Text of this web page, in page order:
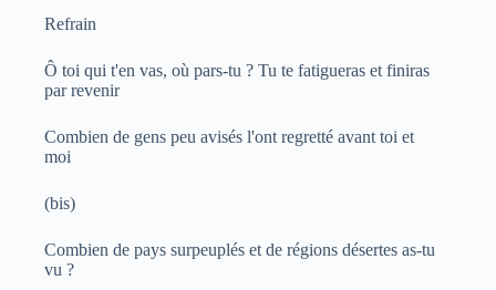
Refrain
Ô toi qui t'en vas, où pars-tu ? Tu te fatigueras et finiras
par revenir
Combien de gens peu avisés l'ont regretté avant toi et
moi
(bis)
Combien de pays surpeuplés et de régions désertes as-tu
vu ?